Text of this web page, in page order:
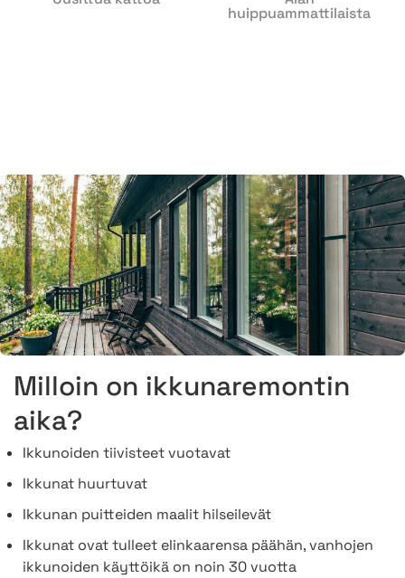
huippuammattilaista
Milloin on ikkunaremontin
aika?
Ikkunoiden tiivisteet vuotavat
Ikkunat huurtuvat
Ikkunan puitteiden maalit hilseilevät
Ikkunat ovat tulleet elinkaarensa päähän, vanhojen
ikkunoiden käyttöikä on noin 30 vuotta